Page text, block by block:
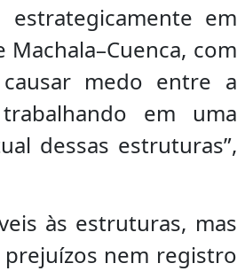
em
com
medo entre a
em uma
dessas estruturas”,
às estruturas, mas
nem registro